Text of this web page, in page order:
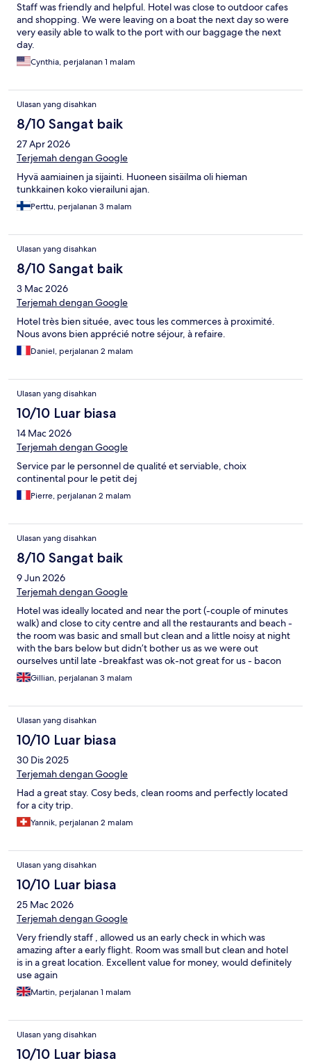
Staff was friendly and helpful. Hotel was close to outdoor cafes
and shopping. We were leaving on a boat the next day so were
very easily able to walk to the port with our baggage the next
day.
Cynthia, perjalanan 1 malam
Ulasan yang disahkan
8/10 Sangat baik
27 Apr 2026
Terjemah dengan Google
Hyvä aamiainen ja sijainti. Huoneen sisäilma oli hieman
tunkkainen koko vierailuni ajan.
Perttu, perjalanan 3 malam
Ulasan yang disahkan
8/10 Sangat baik
3 Mac 2026
Terjemah dengan Google
Hotel très bien située, avec tous les commerces à proximité.
Nous avons bien apprécié notre séjour, à refaire.
Daniel, perjalanan 2 malam
Ulasan yang disahkan
10/10 Luar biasa
14 Mac 2026
Terjemah dengan Google
Service par le personnel de qualité et serviable, choix
continental pour le petit dej
Pierre, perjalanan 2 malam
Ulasan yang disahkan
8/10 Sangat baik
9 Jun 2026
Terjemah dengan Google
Hotel was ideally located and near the port (-couple of minutes
walk) and close to city centre and all the restaurants and beach -
the room was basic and small but clean and a little noisy at night
with the bars below but didn’t bother us as we were out
ourselves until late -breakfast was ok-not great for us - bacon
and coleslaw and chicken slices an odd combination -a device to
cook your own boiled eggs (would have liked scrambled but
and some pastries to make up for it so enough to keep us going
- all in all a clean but basic hotel in a good location if you’re not
bothered about luxuries
Gillian, perjalanan 3 malam
Ulasan yang disahkan
10/10 Luar biasa
30 Dis 2025
Terjemah dengan Google
Had a great stay. Cosy beds, clean rooms and perfectly located
for a city trip.
Yannik, perjalanan 2 malam
Ulasan yang disahkan
10/10 Luar biasa
25 Mac 2026
Terjemah dengan Google
Very friendly staff , allowed us an early check in which was
amazing after a early flight. Room was small but clean and hotel
is in a great location. Excellent value for money, would definitely
use again
Martin, perjalanan 1 malam
Ulasan yang disahkan
10/10 Luar biasa